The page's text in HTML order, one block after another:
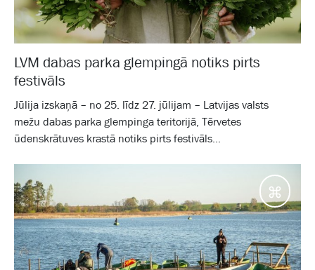
LVM dabas parka glempingā notiks pirts
festivāls
Jūlija izskaņā – no 25. līdz 27. jūlijam – Latvijas valsts
mežu dabas parka glempinga teritorijā, Tērvetes
ūdenskrātuves krastā notiks pirts festivāls...